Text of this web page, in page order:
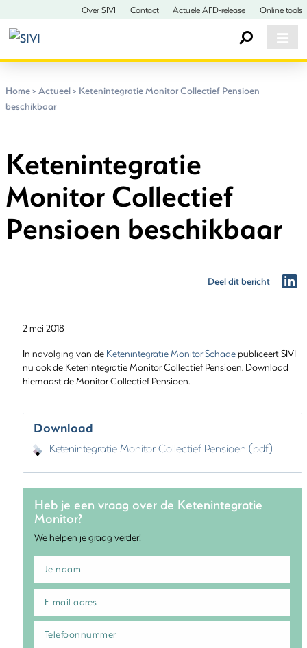
Over SIVI Contact Actuele AFD-release Online tools
Home> Actueel> Ketenintegratie Monitor Collectief Pensioen
beschikbaar
Ketenintegratie
Monitor Collectief
Pensioen beschikbaar
Deel dit bericht
2 mei 2018
In navolging van de Ketenintegratie Monitor Schadepubliceert SIVI
nu ook de Ketenintegratie Monitor Collectief Pensioen. Download
hiernaast de Monitor Collectief Pensioen.
Download
Ketenintegratie Monitor Collectief Pensioen (pdf)
Heb je een vraag over de Ketenintegratie
Monitor?
We helpen je graag verder!